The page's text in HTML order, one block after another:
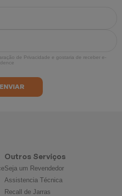
Declaração de Privacidade e gostaria de receber e-
e/ou promocionais da Cadence
Outros Serviços
Seja um Revendedor
Assistencia Técnica
Recall de Jarras